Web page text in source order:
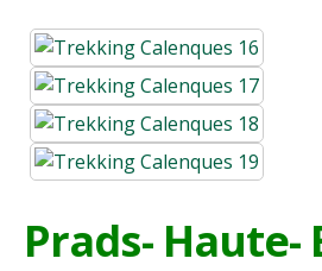
Prads- Haute-